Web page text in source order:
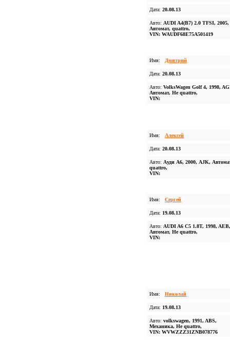
Дата: 20.08.13
Авто: AUDI A4(B7) 2.0 TFSI,
Автомат, quattro,
VIN: WAUDF68E75A501419
Имя: Дмитрий
Дата: 20.08.13
Авто: VolksWagen Golf 4, 1998,
Автомат, Не quattro,
VIN:
Имя: Алексей
Дата: 20.08.13
Авто: Ауди А6, 2000, AJK,
quattro,
VIN:
Имя: Сергей
Дата: 19.08.13
Авто: AUDI A6 C5 1.8T, 1998, AEB,
Автомат, Не quattro,
VIN:
Имя: Николай
Дата: 19.08.13
Авто: volkswagen, 1991, ABS,
Механика, Не quattro,
VIN: WVWZZZ31ZNB078776